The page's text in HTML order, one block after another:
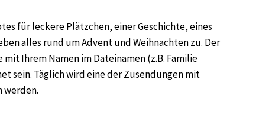
für leckere Plätzchen, einer Geschichte, eines
alles rund um Advent und Weihnachten zu. Der
Ihrem Namen im Dateinamen (z.B. Familie
sein. Täglich wird eine der Zusendungen mit
werden.